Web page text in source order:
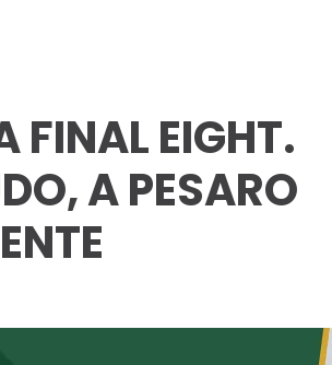
FINAL EIGHT.
A PESARO